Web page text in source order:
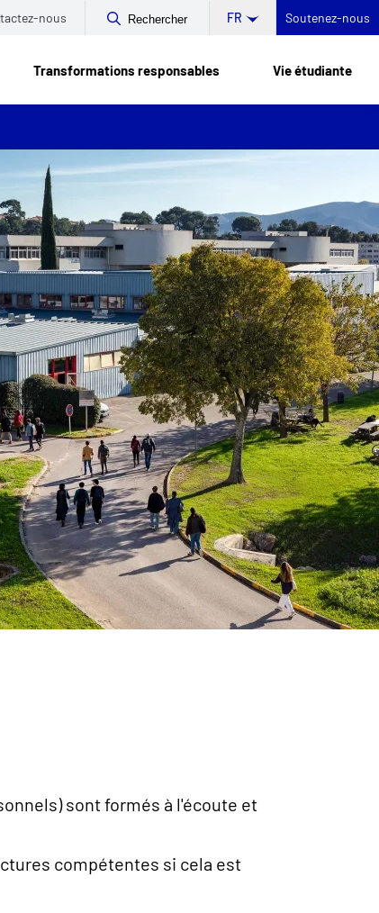
nous Rechercher FR Soutenez-nous
Transformations responsables Vie étudiante
sont formés à l'écoute et
compétentes si cela est